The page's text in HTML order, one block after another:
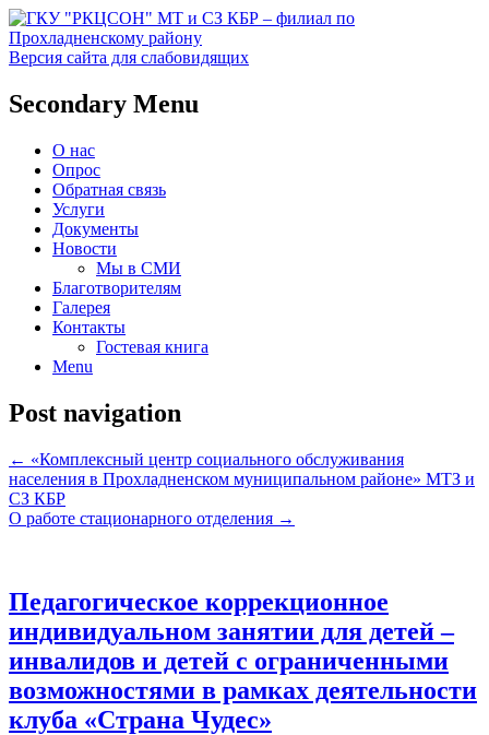
ГКУ "РКЦСОН" МТ и СЗ
КБР – филиал по
Прохладненскому району
Прохладненском районе
Версия сайта для слабовидящих
Secondary Menu
О нас
Опрос
Обратная связь
Услуги
Документы
Новости
Мы в СМИ
Благотворителям
Галерея
Контакты
Гостевая книга
Menu
Post navigation
← «Комплексный центр социального обслуживания
населения в Прохладненском муниципальном районе» МТЗ и
СЗ КБР
О работе стационарного отделения →
Педагогическое коррекционное
индивидуальном занятии для детей –
инвалидов и детей с ограниченными
возможностями в рамках деятельности
клуба «Страна Чудес»